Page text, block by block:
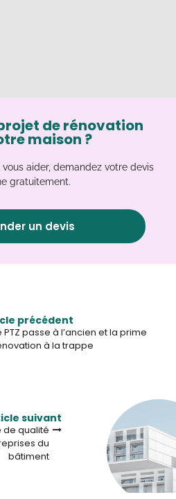
de rénovation
maison ?
aider, demandez votre devis
gratuitement.
un devis
précédent
PTZ passe à l’ancien et la prime
à la trappe
suivant
de qualité
du
bâtiment